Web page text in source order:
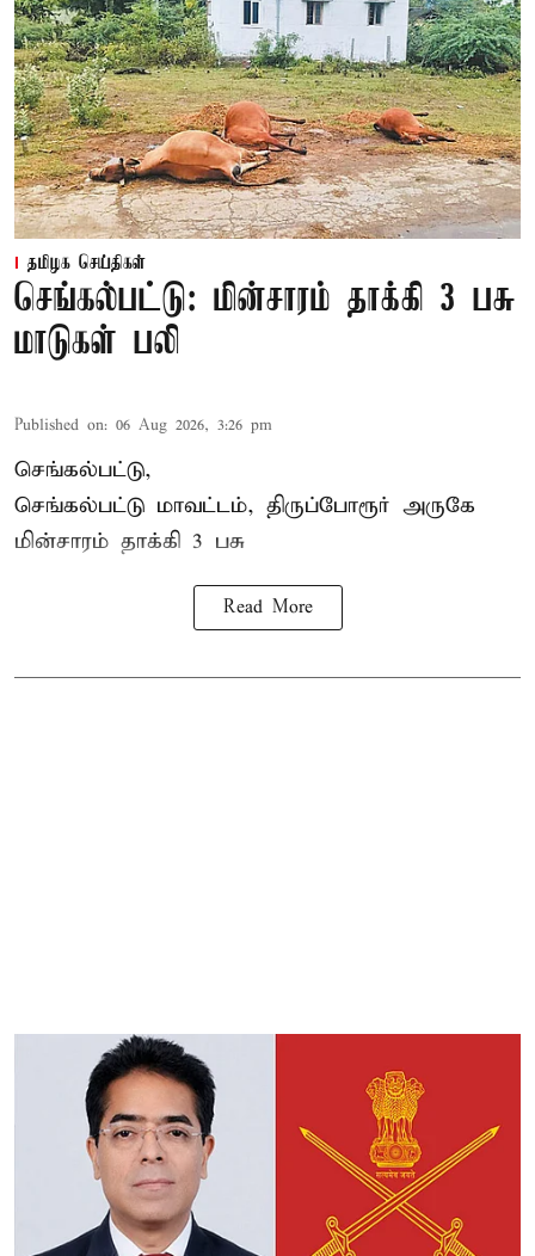
தமிழக செய்திகள்
செங்கல்பட்டு: மின்சாரம் தாக்கி 3 பசு
மாடுகள் பலி
Published on: 06 Aug 2026, 3:26 pm
செங்கல்பட்டு,
செங்கல்பட்டு மாவட்டம், திருப்போரூர் அருகே
மின்சாரம் தாக்கி 3 பசு
Read More